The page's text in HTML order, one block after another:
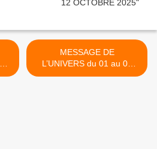
MESSAGE DE
L’UNIVERS du 01 au 02
MARS 2025 >